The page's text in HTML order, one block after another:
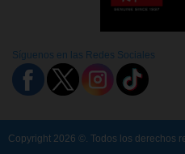
Síguenos en las Redes Sociales
Copyright 2026 ©. Todos los derechos